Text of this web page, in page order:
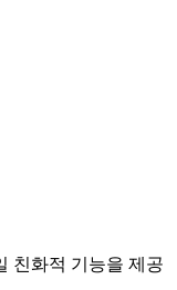
친화적 기능을 제공